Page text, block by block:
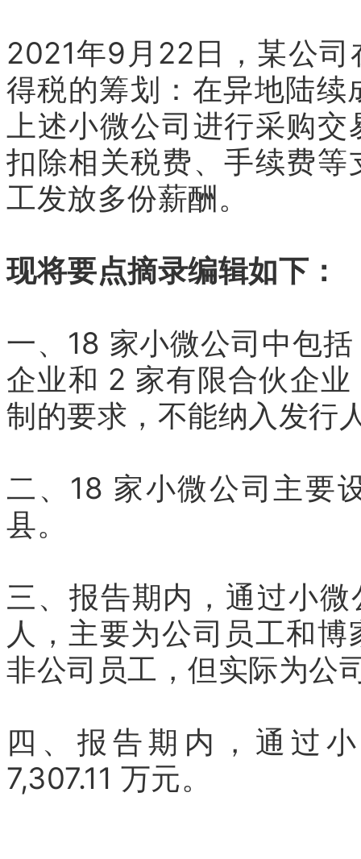
2021年9月22日，某公
得税的筹划：在异地陆
上述小微公司进行采购
扣除相关税费、手续费
工发放多份薪酬。
现将要点摘录编辑如下：
一、18 家小微公司中包
企业和 2 家有限合伙企
制的要求，不能纳入发行
二、18 家小微公司主要
县。
三、报告期内，通过小
人，主要为公司员工和
非公司员工，但实际为公
四、报告期内，通过
7,307.11 万元。